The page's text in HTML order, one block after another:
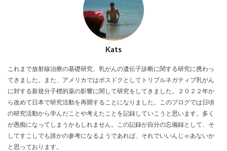
Kats
これまで放射線治療の基礎研究、乳がんの遺伝子診断に関する研究に携わっ
てきました。また、アメリカではポスドクとしてトリプルネガティブ乳がん
に対する新規分子標的薬の影響に関して研究をしてきました。２０２２年か
ら改めて日本で研究活動を再開することになりました。このブログでは日頃
の研究活動から学んだことや考えたことを記録していこうと思います。多く
が愚痴になってしまうかもしれません。この記録が自分の忘備録として、そ
してすこしでも誰かの参考になるようであれば、それでいいんじゃあないか
と思っております。